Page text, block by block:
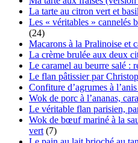
La tarte au citron vert et
Les « véritables » cannelés
(24)
Macarons à la Pralinoise et
La crème brulée aux deux
Le caramel au beurre salé :
Le flan pâtissier par
Confiture d’agrumes à
Wok de porc à l’ananas,
Le véritable flan parisien,
Wok de bœuf mariné à la
vert (7)